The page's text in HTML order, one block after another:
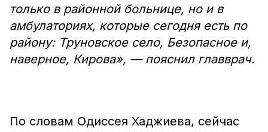
только в районной больнице, но и в
амбулаториях, которые сегодня есть по
району: Труновское село, Безопасное и,
наверное, Кирова», — пояснил главврач.
По словам Одиссея Хаджиева, сейчас